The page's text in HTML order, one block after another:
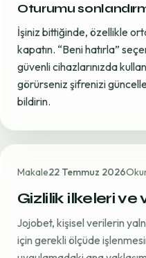
Oturumu
İşiniz bittiğinde, özellikle
kapatın. “Beni hatırla”
güvenli cihazlarınızda
görürseniz şifrenizi
bildirin.
Makale22 Temmuz 2026
Gizlilik ilkeleri ve
Jojobet, kişisel verilerin
için gerekli ölçüde